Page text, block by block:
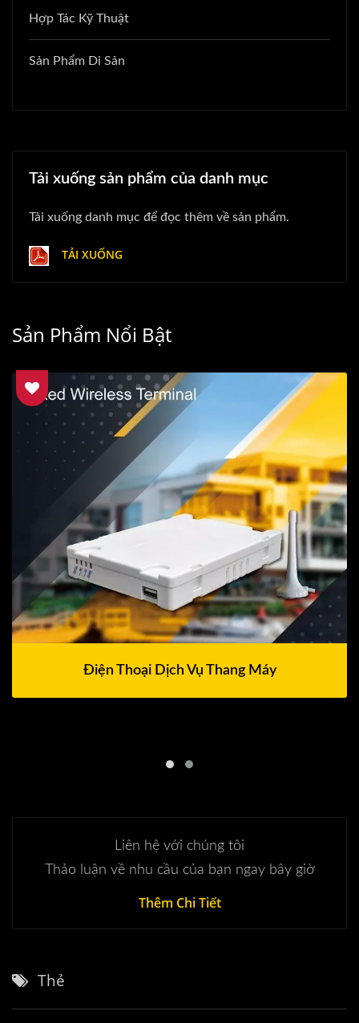
Hợp Tác Kỹ Thuật
Sản Phẩm Di Sản
Tải xuống sản phẩm của danh mục
Tải xuống danh mục để đọc thêm về sản phẩm.
TẢI XUỐNG
Sản Phẩm Nổi Bật
Điện Thoại Dịch Vụ Thang Máy
Liên hệ với chúng tôi
Thảo luận về nhu cầu của bạn ngay bây giờ
Thêm Chi Tiết
Thẻ